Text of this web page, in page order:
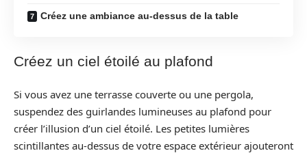
Créez une ambiance au-dessus de la table
Créez un ciel étoilé au plafond
Si vous avez une terrasse couverte ou une pergola,
suspendez des guirlandes lumineuses au plafond pour
créer l’illusion d’un ciel étoilé. Les petites lumières
scintillantes au-dessus de votre espace extérieur ajouteront